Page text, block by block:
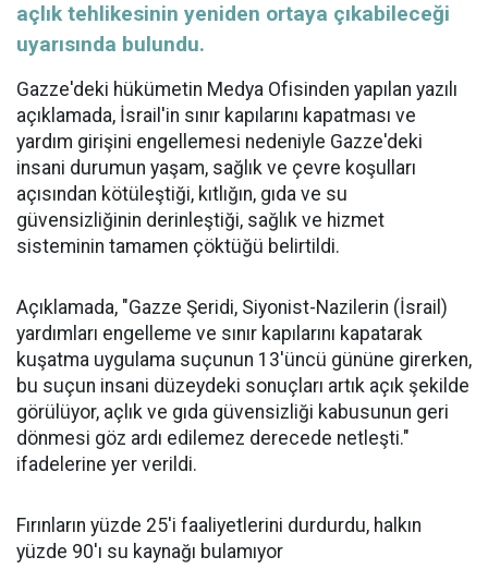
açlık tehlikesinin yeniden ortaya çıkabileceği
uyarısında bulundu.
Gazze'deki hükümetin Medya Ofisinden yapılan yazılı
açıklamada, İsrail'in sınır kapılarını kapatması ve
yardım girişini engellemesi nedeniyle Gazze'deki
insani durumun yaşam, sağlık ve çevre koşulları
açısından kötüleştiği, kıtlığın, gıda ve su
güvensizliğinin derinleştiği, sağlık ve hizmet
sisteminin tamamen çöktüğü belirtildi.
Açıklamada, "Gazze Şeridi, Siyonist-Nazilerin (İsrail)
yardımları engelleme ve sınır kapılarını kapatarak
kuşatma uygulama suçunun 13'üncü gününe girerken,
bu suçun insani düzeydeki sonuçları artık açık şekilde
görülüyor, açlık ve gıda güvensizliği kabusunun geri
dönmesi göz ardı edilemez derecede netleşti."
ifadelerine yer verildi.
Fırınların yüzde 25'i faaliyetlerini durdurdu, halkın
yüzde 90'ı su kaynağı bulamıyor